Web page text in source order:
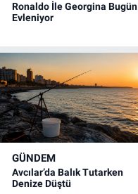
Ronaldo İle Georgina Bugün
Evleniyor
GÜNDEM
Avcılar’da Balık Tutarken
Denize Düştü